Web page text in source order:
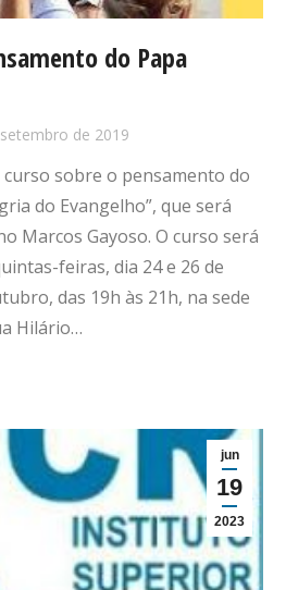
do Papa
de 2019
sobre o pensamento do
do Evangelho”, que será
Marcos Gayoso. O curso será
feiras, dia 24 e 26 de
das 19h às 21h, na sede
Hilário…
jun
19
2023